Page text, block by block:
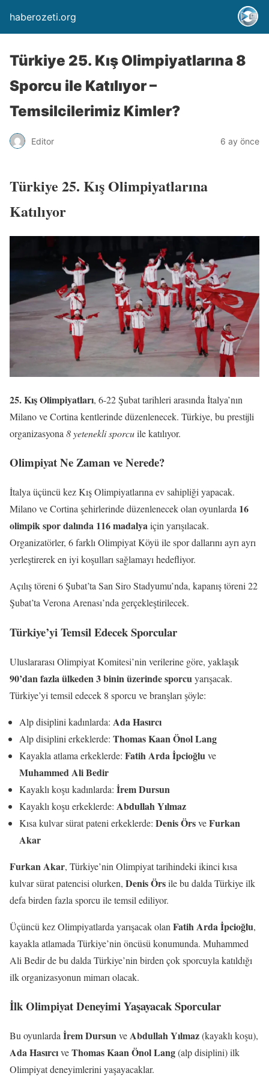
haberozeti.org
Türkiye 25. Kış Olimpiyatlarına 8
Sporcu ile Katılıyor –
Temsilcilerimiz Kimler?
Editor 6 ay önce
Türkiye 25. Kış Olimpiyatlarına
Katılıyor
25. Kış Olimpiyatları, 6-22 Şubat tarihleri arasında İtalya’nın
Milano ve Cortina kentlerinde düzenlenecek. Türkiye, bu prestijli
organizasyona 8 yetenekli sporcuile katılıyor.
Olimpiyat Ne Zaman ve Nerede?
İtalya üçüncü kez Kış Olimpiyatlarına ev sahipliği yapacak.
Milano ve Cortina şehirlerinde düzenlenecek olan oyunlarda 16
olimpik spor dalında 116 madalyaiçin yarışılacak.
Organizatörler, 6 farklı Olimpiyat Köyü ile spor dallarını ayrı ayrı
yerleştirerek en iyi koşulları sağlamayı hedefliyor.
Açılış töreni 6 Şubat’ta San Siro Stadyumu’nda, kapanış töreni 22
Şubat’ta Verona Arenası’nda gerçekleştirilecek.
Türkiye’yi Temsil Edecek Sporcular
Uluslararası Olimpiyat Komitesi’nin verilerine göre, yaklaşık
90’dan fazla ülkeden 3 binin üzerinde sporcuyarışacak.
Türkiye’yi temsil edecek 8 sporcu ve branşları şöyle:
Alp disiplini kadınlarda: Ada Hasırcı
Alp disiplini erkeklerde: Thomas Kaan Önol Lang
Kayakla atlama erkeklerde: Fatih Arda İpcioğluve
Muhammed Ali Bedir
Kayaklı koşu kadınlarda: İrem Dursun
Kayaklı koşu erkeklerde: Abdullah Yılmaz
Kısa kulvar sürat pateni erkeklerde: Denis ÖrsveFurkan
Akar
Furkan Akar, Türkiye’nin Olimpiyat tarihindeki ikinci kısa
kulvar sürat patencisi olurken, Denis Örsile bu dalda Türkiye ilk
defa birden fazla sporcu ile temsil ediliyor.
Üçüncü kez Olimpiyatlarda yarışacak olan Fatih Arda İpcioğlu,
kayakla atlamada Türkiye’nin öncüsü konumunda. Muhammed
Ali Bedir de bu dalda Türkiye’nin birden çok sporcuyla katıldığı
ilk organizasyonun mimarı olacak.
İlk Olimpiyat Deneyimi Yaşayacak Sporcular
Bu oyunlarda İrem DursunveAbdullah Yılmaz(kayaklı koşu),
Ada HasırcıveThomas Kaan Önol Lang(alp disiplini) ilk
Olimpiyat deneyimlerini yaşayacaklar.